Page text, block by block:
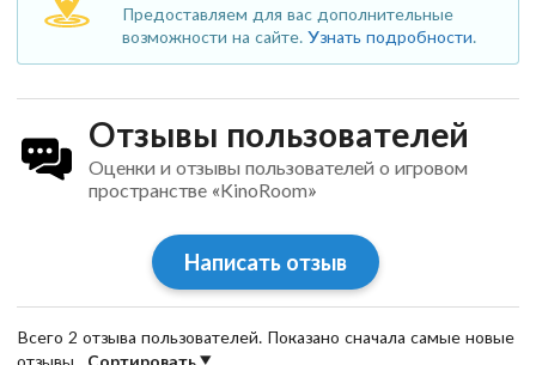
Предоставляем для вас дополнительные
возможности на сайте.Узнать подробности.
Отзывы пользователей
Оценки и отзывы пользователей о игровом
пространстве «KinoRoom»
Написать отзыв
Всего 2 отзыва пользователей. Показано сначала самые новые